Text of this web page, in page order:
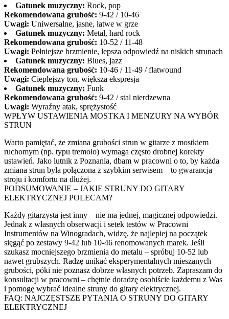
Gatunek muzyczny: Rock, pop
Rekomendowana grubość: 9-42 / 10-46
Uwagi: Uniwersalne, jasne, łatwe w grze
Gatunek muzyczny: Metal, hard rock
Rekomendowana grubość: 10-52 / 11-48
Uwagi: Pełniejsze brzmienie, lepsza odpowiedź na niskich strunach
Gatunek muzyczny: Blues, jazz
Rekomendowana grubość: 10-46 / 11-49 / flatwound
Uwagi: Cieplejszy ton, większa ekspresja
Gatunek muzyczny: Funk
Rekomendowana grubość: 9-42 / stal nierdzewna
Uwagi: Wyraźny atak, sprężystość
WPŁYW USTAWIENIA MOSTKA I MENZURY NA WYBÓR
STRUN
Warto pamiętać, że zmiana grubości strun w gitarze z mostkiem
ruchomym (np. typu tremolo) wymaga często drobnej korekty
ustawień. Jako lutnik z Poznania, dbam w pracowni o to, by każda
zmiana strun była połączona z szybkim serwisem – to gwarancja
stroju i komfortu na dłużej.
PODSUMOWANIE – JAKIE STRUNY DO GITARY
ELEKTRYCZNEJ POLECAM?
Każdy gitarzysta jest inny – nie ma jednej, magicznej odpowiedzi.
Jednak z własnych obserwacji i setek testów w Pracowni
Instrumentów na Winogradach, widzę, że najlepiej na początek
sięgąć po zestawy 9-42 lub 10-46 renomowanych marek. Jeśli
szukasz mocniejszego brzmienia do metalu – spróbuj 10-52 lub
nawet grubszych. Radzę unikać eksperymentalnych mieszanych
grubości, póki nie poznasz dobrze własnych potrzeb. Zapraszam do
konsultacji w pracowni – chętnie doradzę osobiście każdemu z Was
i pomogę wybrać idealne struny do gitary elektrycznej.
FAQ: NAJCZĘSTSZE PYTANIA O STRUNY DO GITARY
ELEKTRYCZNEJ